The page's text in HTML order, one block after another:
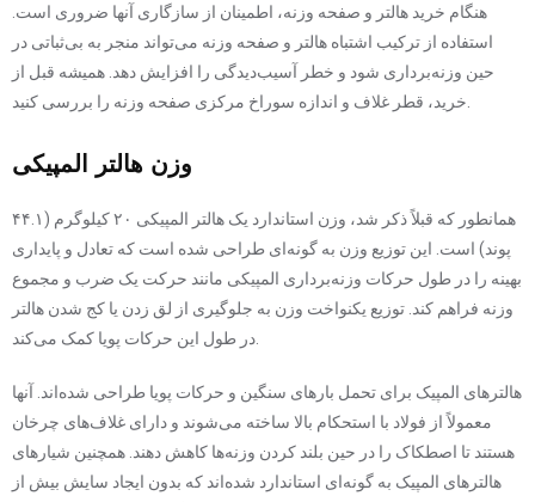
هنگام خرید هالتر و صفحه وزنه، اطمینان از سازگاری آنها ضروری است.
استفاده از ترکیب اشتباه هالتر و صفحه وزنه می‌تواند منجر به بی‌ثباتی در
حین وزنه‌برداری شود و خطر آسیب‌دیدگی را افزایش دهد. همیشه قبل از
وزن هالتر المپیکی
همانطور که قبلاً ذکر شد، وزن استاندارد یک هالتر المپیکی ۲۰ کیلوگرم (۴۴.۱
پوند) است. این توزیع وزن به گونه‌ای طراحی شده است که تعادل و پایداری
بهینه را در طول حرکات وزنه‌برداری المپیکی مانند حرکت یک ضرب و مجموع
وزنه فراهم کند. توزیع یکنواخت وزن به جلوگیری از لق زدن یا کج شدن هالتر
هالترهای المپیک برای تحمل بارهای سنگین و حرکات پویا طراحی شده‌اند. آنها
معمولاً از فولاد با استحکام بالا ساخته می‌شوند و دارای غلاف‌های چرخان
هستند تا اصطکاک را در حین بلند کردن وزنه‌ها کاهش دهند. همچنین شیارهای
هالترهای المپیک به گونه‌ای استاندارد شده‌اند که بدون ایجاد سایش بیش از